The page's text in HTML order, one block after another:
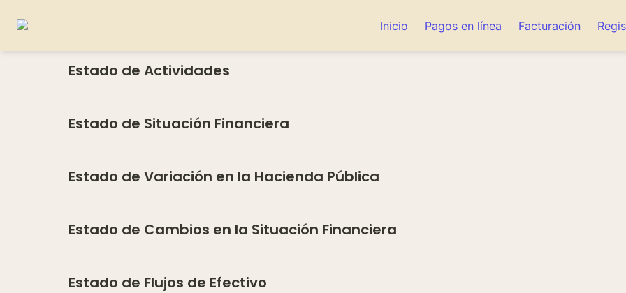
Inicio Pagos en línea Facturación
Estado de Actividades
Estado de Situación Financiera
Estado de Variación en la Hacienda Pública
Estado de Cambios en la Situación Financiera
Estado de Flujos de Efectivo